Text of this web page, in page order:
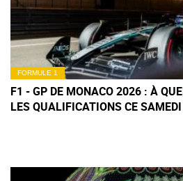
FORMULE 1
F1 - GP DE MONACO 2026 : À
LES QUALIFICATIONS CE